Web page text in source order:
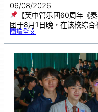
06/08/2026
【芙中管乐团60周年《
团于8月1日晚，在该校综
閱讀全文:芙
乐
6
0
《
奏
花
悦
韵
》
圆
满
演
出